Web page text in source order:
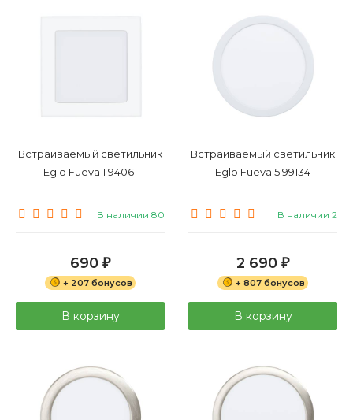
Встраиваемый светильник
Eglo Fueva 1 94061
В наличии 80
690 ₽
+ 207 бонусов
В корзину
Встраиваемый светильник
Eglo Fueva 5 99134
В наличии 2
2 690 ₽
+ 807 бонусов
В корзину